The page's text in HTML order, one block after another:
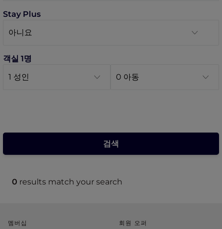
Stay Plus
객실 1명
0 results match your search
멤버십 회원 오퍼